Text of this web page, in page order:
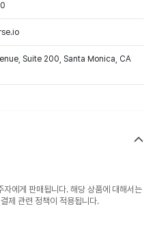
Suite 200, Santa Monica, CA
에게 판매됩니다. 해당 상품에 대해서는
제 관련 정책이 적용됩니다.